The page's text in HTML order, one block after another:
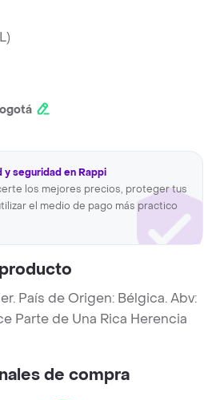
)
y seguridad en Rappi
los mejores precios, proteger tus
el medio de pago más practico
País de Origen: Bélgica. Abv:
Parte de Una Rica Herencia
de compra